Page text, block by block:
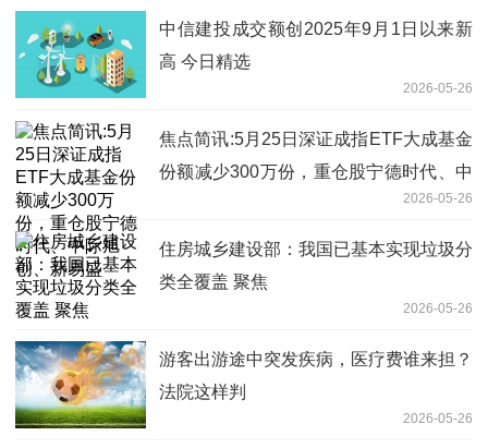
中信建投成交额创2025年9月1日以来新
高 今日精选
2026-05-26
焦点简讯:5月25日深证成指ETF大成基金
份额减少300万份，重仓股宁德时代、中
2026-05-26
住房城乡建设部：我国已基本实现垃圾分
类全覆盖 聚焦
2026-05-26
游客出游途中突发疾病，医疗费谁来担？
法院这样判
2026-05-26